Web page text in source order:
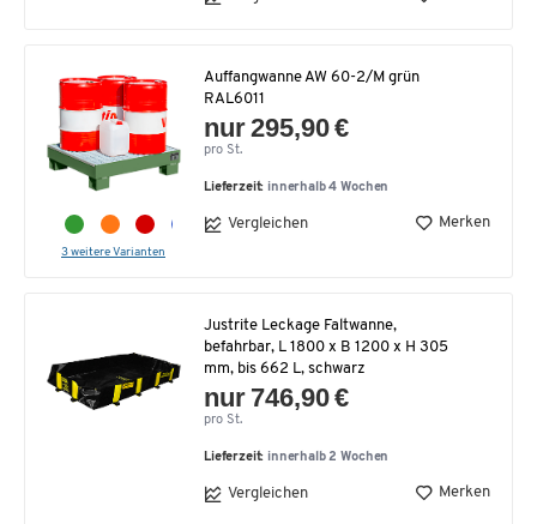
3 weitere Varianten
Auffangwanne AW 60-2/M grün
RAL6011
nur 295,90 €
pro St.
Lieferzeit: innerhalb 4 Wochen
Vergleichen Merken
Justrite Leckage Faltwanne,
befahrbar, L 1800 x B 1200 x H 305
mm, bis 662 L, schwarz
nur 746,90 €
pro St.
Lieferzeit: innerhalb 2 Wochen
Vergleichen Merken